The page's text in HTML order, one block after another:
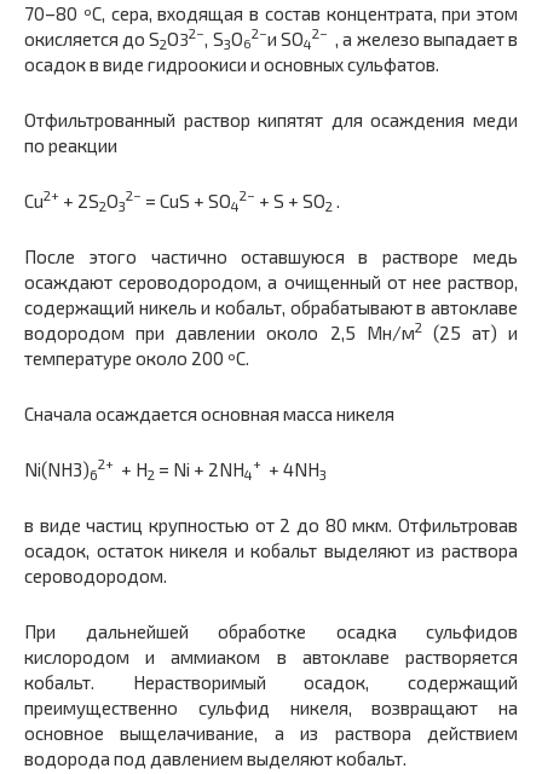
70–80 ºС, сера, входящая в состав концентрата, при этом
окисляется до S2O32−, S3O6
2−и SO4
2− , а железо выпадает в
осадок в виде гидроокиси и основных сульфатов.
Отфильтрованный раствор кипятят для осаждения меди
по реакции
Cu2+ + 2S2O3
2− = CuS + SO4
2− + S + SO2 .
После этого частично оставшуюся в растворе медь
осаждают сероводородом, а очищенный от нее раствор,
содержащий никель и кобальт, обрабатывают в автоклаве
водородом при давлении около 2,5 Мн/м2(25 ат) и
температуре около 200 ºС.
Сначала осаждается основная масса никеля
Ni(NH3)6
2+ + H2 = Ni + 2NH4
+ + 4NH3
в виде частиц крупностью от 2 до 80 мкм. Отфильтровав
осадок, остаток никеля и кобальт выделяют из раствора
сероводородом.
При дальнейшей обработке осадка сульфидов
кислородом и аммиаком в автоклаве растворяется
кобальт. Нерастворимый осадок, содержащий
преимущественно сульфид никеля, возвращают на
основное выщелачивание, а из раствора действием
водорода под давлением выделяют кобальт.